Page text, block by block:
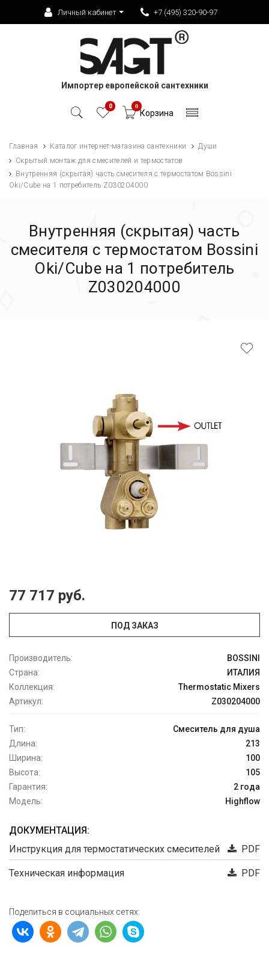
Личный кабинет +7 (495) 320-90-97
Импортер европейской сантехники
0 0
Корзина
Главная Каталог интернет-магазина сантехники
Души
Скрытый монтаж для смесителей и термостатов
Внутренняя (скрытая) часть смесителя с термостатом Bossini
Oki/Cube на 1 потребитель Z030204000
Внутренняя (скрытая) часть
смесителя с термостатом Bossini
Oki/Cube на 1 потребитель
Z030204000
77 717 руб.
ПОД ЗАКАЗ
Производитель:
BOSSINI
Страна:
ИТАЛИЯ
Коллекция:
Thermostatic Mixers
Артикул:
Z030204000
Тип:
Смеситель для душа
Длина:
213
Ширина:
100
Высота:
105
Гарантия:
2 года
Модель:
Highflow
ДОКУМЕНТАЦИЯ:
Инструкция для термостатических смесителей
PDF
Техническая информация PDF
Поделиться в социальных сетях: